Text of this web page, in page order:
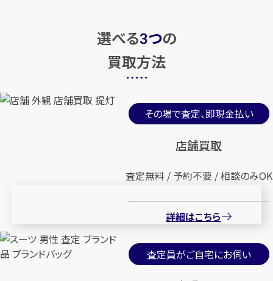
選べる3つの
買取方法
その場で査定、即現金払い
店舗買取
査定無料 / 予約不要 / 相談のみOK
詳細はこちら
査定員がご自宅にお伺い